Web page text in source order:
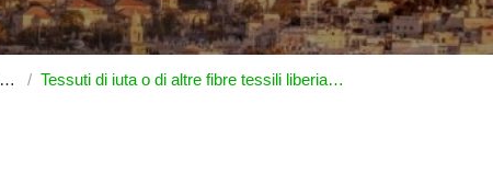
Tessuti di iuta o di altre fibre tessili liberiane della voce|5303